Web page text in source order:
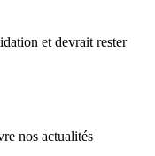
et devrait rester
nos actualités